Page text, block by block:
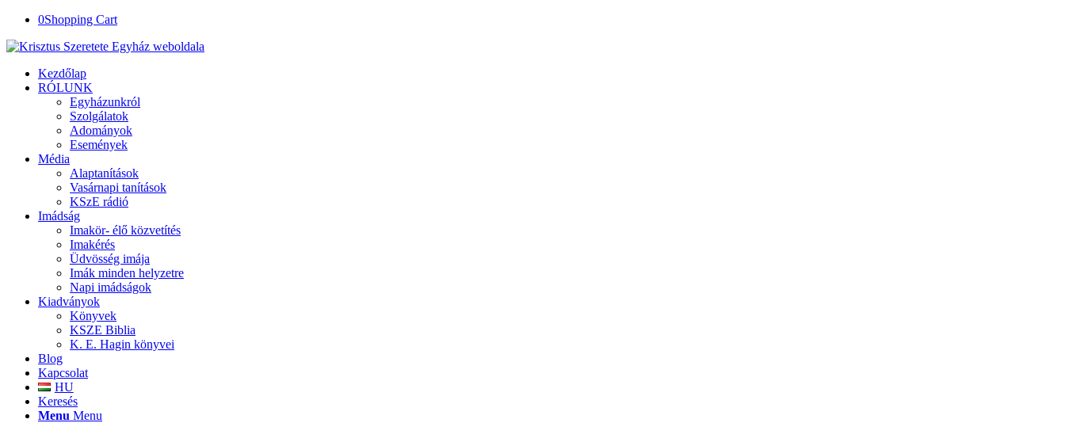
0Shopping Cart
Kezdőlap
RÓLUNK
Egyházunkról
Szolgálatok
Adományok
Események
Média
Alaptanítások
Vasárnapi tanítások
KSzE rádió
Imádság
Imakör- élő közvetítés
Imakérés
Üdvösség imája
Imák minden helyzetre
Napi imádságok
Kiadványok
Könyvek
KSZE Biblia
K. E. Hagin könyvei
Blog
Kapcsolat
HU
Keresés
Menu Menu